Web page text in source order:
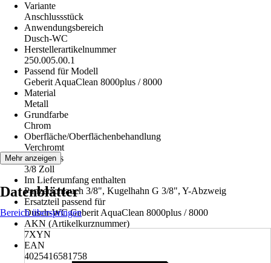
Variante
Anschlussstück
Anwendungsbereich
Dusch-WC
Herstellerartikelnummer
250.005.00.1
Passend für Modell
Geberit AquaClean 8000plus / 8000
Material
Metall
Grundfarbe
Chrom
Oberfläche/Oberflächenbehandlung
Verchromt
Anschluss
3/8 Zoll
Im Lieferumfang enthalten
Panzerschlauch 3/8", Kugelhahn G 3/8", Y-Abzweig
Ersatzteil passend für
Dusch-WC Geberit AquaClean 8000plus / 8000
AKN (Artikelkurznummer)
7XYN
EAN
4025416581758
Mehr anzeigen
Datenblätter
Bereich überspringen